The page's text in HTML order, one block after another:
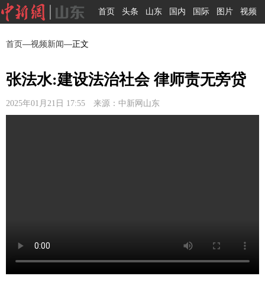
首页 头条 山东 国内 国际 图片 视频
首页—视频新闻—正文
张法水:建设法治社会 律师责无旁贷
2025年01月21日 17:55 来源：中新网山东